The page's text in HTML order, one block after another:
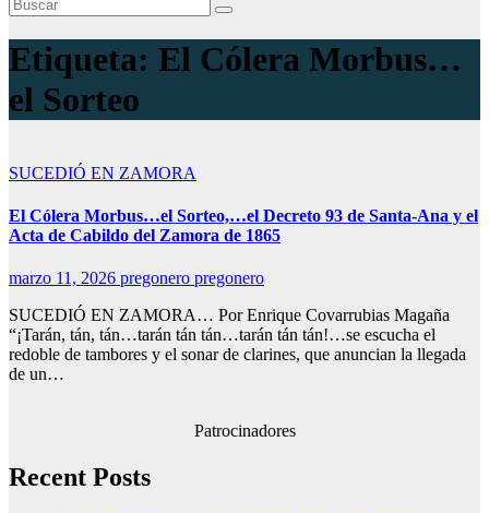
Etiqueta: El Cólera Morbus…
el Sorteo
SUCEDIÓ EN ZAMORA
El Cólera Morbus…el Sorteo,…el Decreto 93 de Santa-Ana y el
Acta de Cabildo del Zamora de 1865
marzo 11, 2026 pregonero pregonero
SUCEDIÓ EN ZAMORA… Por Enrique Covarrubias Magaña
“¡Tarán, tán, tán…tarán tán tán…tarán tán tán!…se escucha el
redoble de tambores y el sonar de clarines, que anuncian la llegada
de un…
Patrocinadores
Recent Posts